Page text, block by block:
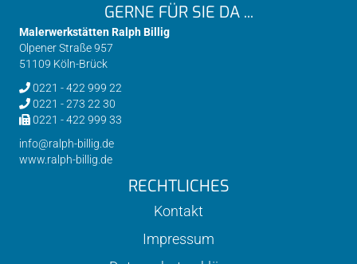
GERNE FÜR SIE DA ...
Malerwerkstätten Ralph Billig
Olpener Straße 957
51109 Köln-Brück
0221 - 422 999 22
0221 - 273 22 30
0221 - 422 999 33
info@ralph-billig.de
www.ralph-billig.de
RECHTLICHES
Kontakt
Impressum